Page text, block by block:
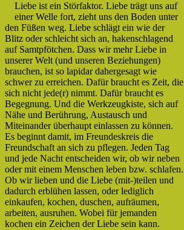
Liebe ist ein Störfaktor. Liebe trägt uns auf
einer Welle fort, zieht uns den Boden unter
den Füßen weg. Liebe schlägt ein wie der
Blitz oder schleicht sich an, hakenschlagend
auf Samtpfötchen. Dass wir mehr Liebe in
unserer Welt (und unseren Beziehungen)
brauchen, ist so lapidar dahergesagt wie
schwer zu erreichen. Dafür braucht es Zeit, die
sich nicht jede(r) nimmt. Dafür braucht es
Begegnung. Und die Werkzeugkiste, sich auf
Nähe und Berührung, Austausch und
Miteinander überhaupt einlassen zu können.
Es beginnt damit, im Freundeskreis die
Freundschaft an sich zu pflegen. Jeden Tag
und jede Nacht entscheiden wir, ob wir neben
oder mit einem Menschen leben bzw. schlafen.
Ob wir lieben und die Liebe (mit-)teilen und
dadurch erblühen lassen, oder lediglich
einkaufen, kochen, duschen, aufräumen,
arbeiten, ausruhen. Wobei für jemanden
kochen ein Zeichen der Liebe sein kann.